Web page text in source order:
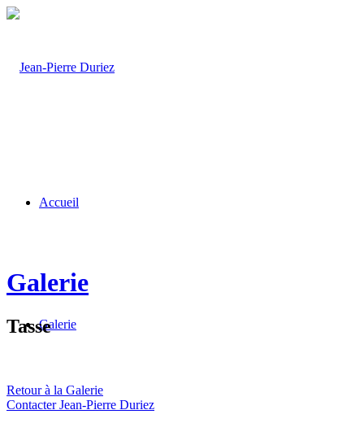
Accueil
Galerie
Galerie
Tasse
Retour à la Galerie
Contacter Jean-Pierre Duriez